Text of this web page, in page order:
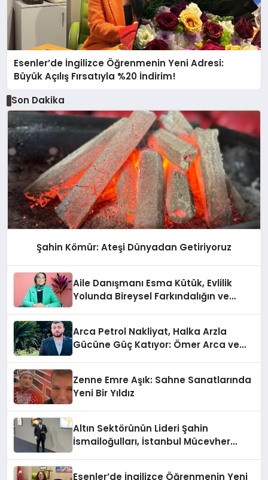
Esenler’de İngilizce Öğrenmenin Yeni Adresi:
Büyük Açılış Fırsatıyla %20 İndirim!
Son Dakika
Şahin Kömür: Ateşi Dünyadan Getiriyoruz
Aile Danışmanı Esma Kütük, Evlilik
Yolunda Bireysel Farkındalığın ve
Arca Petrol Nakliyat, Halka Arzla
Gücüne Güç Katıyor: Ömer Arca ve
Zenne Emre Aşık: Sahne Sanatlarında
Yeni Bir Yıldız
Altın Sektörünün Lideri Şahin
İsmailoğulları, İstanbul Mücevher
Esenler’de İngilizce Öğrenmenin Yeni